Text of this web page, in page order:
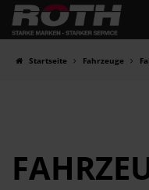
Zum
Hauptinhalt
Startseite Fahrzeuge